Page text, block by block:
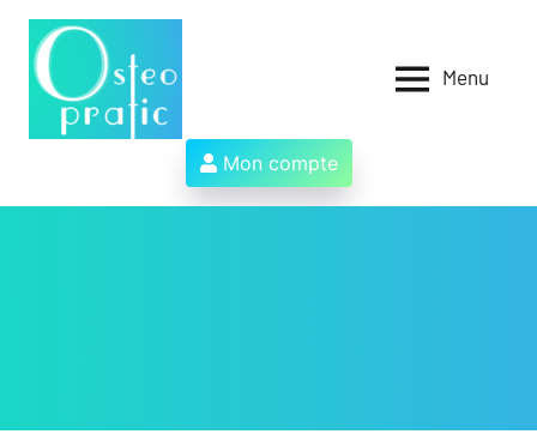
Aller
contenu
des
ostéopathes
et
Menu
Mon compte